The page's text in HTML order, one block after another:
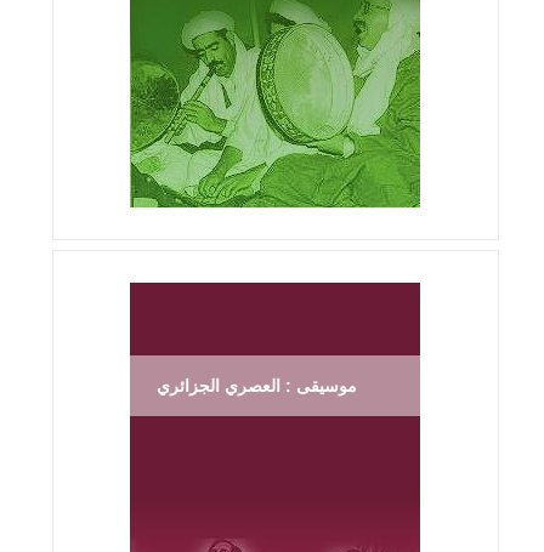
موسيقى : العصري الجزائري